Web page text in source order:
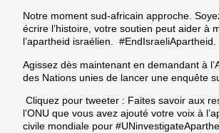
Notre moment sud-africain approche.
écrire l’histoire, votre soutien peut aider à
l’apartheid israélien. #EndIsraeliApartheid.
Agissez dès maintenant en demandant à
des Nations unies de lancer une enquête
Cliquez pour tweeter : Faites savoir aux
l’ONU que vous avez ajouté votre voix à
civile mondiale pour